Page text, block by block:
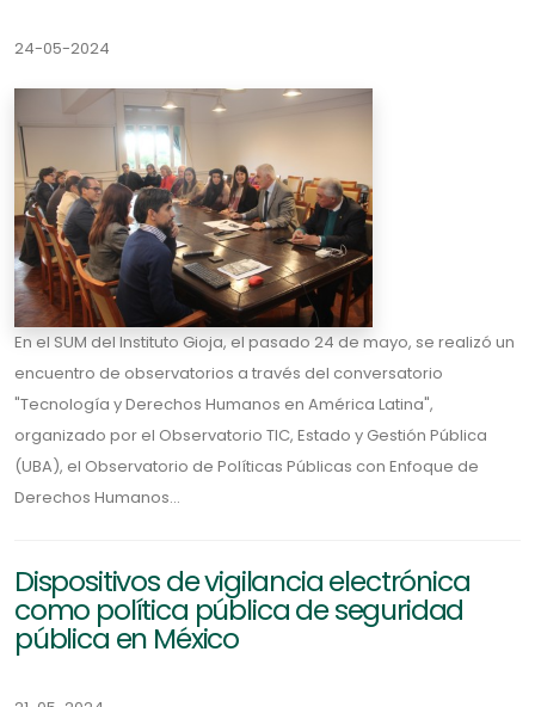
24-05-2024
En el SUM del Instituto Gioja, el pasado 24 de mayo, se realizó un
encuentro de observatorios a través del conversatorio
"Tecnología y Derechos Humanos en América Latina",
organizado por el Observatorio TIC, Estado y Gestión Pública
(UBA), el Observatorio de Políticas Públicas con Enfoque de
Derechos Humanos...
Dispositivos de vigilancia electrónica
como política pública de seguridad
pública en México